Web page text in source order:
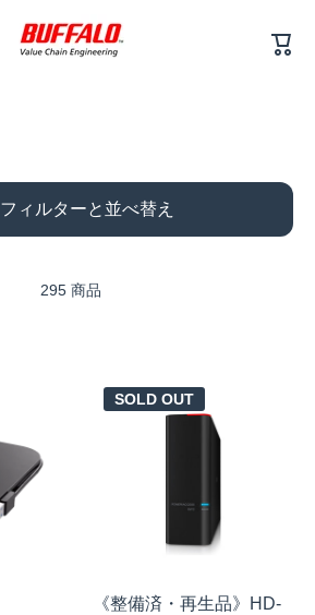
ー
ト
フィルターと並べ替え
295 商品
SOLD OUT
《整備済・再生品》HD-